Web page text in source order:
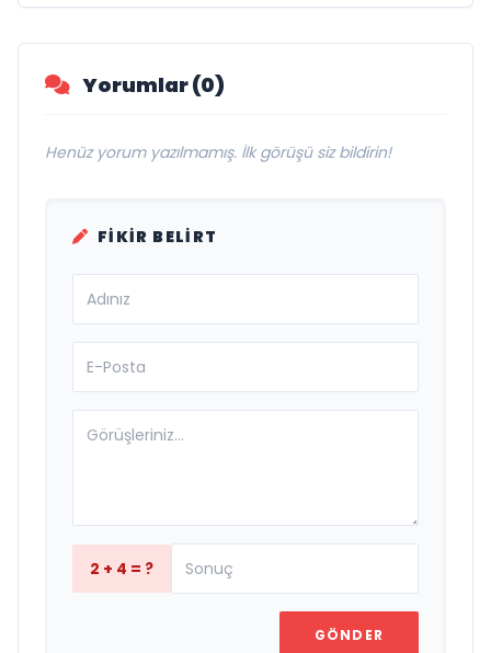
Yorumlar (0)
Henüz yorum yazılmamış. İlk görüşü siz bildirin!
FIKIR BELIRT
2 + 4 = ?
GÖNDER